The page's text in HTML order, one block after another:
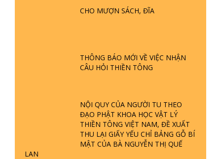
CHO MƯỢN SÁCH, ĐĨA
THÔNG BÁO MỚI VỀ VIỆC NHẬN
CÂU HỎI THIỀN TÔNG
NỘI QUY CỦA NGƯỜI TU THEO
ĐẠO PHẬT KHOA HỌC VẬT LÝ
THIỀN TÔNG VIỆT NAM, ĐỀ XUẤT
THU LẠI GIẤY YẾU CHỈ BẢNG GỖ BÍ
MẬT CỦA BÀ NGUYỄN THỊ QUẾ
LAN
NĂM PHẬT KHÔNG NÓI? HỘI LONG
ĐƯỢC HÌNH THÀNH NHƯ THẾ NÀO?
PHẬT GIỚI CÓ THỜI GIAN KHÔNG? |
ĐÀNG Ở ĐÂU? ĐỊA NGỤC Ở ĐÂU?
ĐỨC CHÚA TRỜI LÀ AI? QUỶ SA
TĂNG? | TTTD
GIẢI ĐÁP THIỀN TÔNG ĐẶC BIỆT P22
- TẠI SAO TRÁI ĐẤT NHIỀU THIÊN TAI